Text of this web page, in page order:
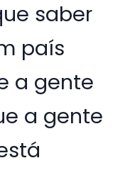
saber
país
a gente
a gente